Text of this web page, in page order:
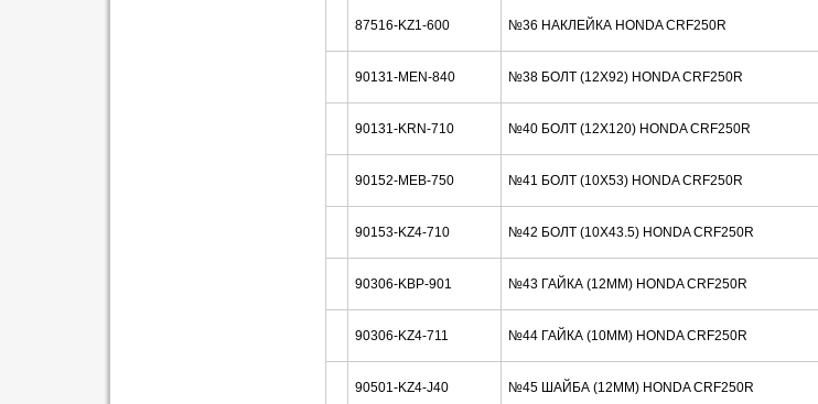
87516-KZ1-600 №36 НАКЛЕЙКА HONDA CRF250R
90131-MEN-840 №38 БОЛТ (12X92) HONDA CRF250R
90131-KRN-710 №40 БОЛТ (12X120) HONDA CRF250R
90152-MEB-750 №41 БОЛТ (10X53) HONDA CRF250R
90153-KZ4-710 №42 БОЛТ (10X43.5) HONDA CRF250R
90306-KBP-901 №43 ГАЙКА (12MM) HONDA CRF250R
90306-KZ4-711 №44 ГАЙКА (10MM) HONDA CRF250R
90501-KZ4-J40 №45 ШАЙБА (12MM) HONDA CRF250R